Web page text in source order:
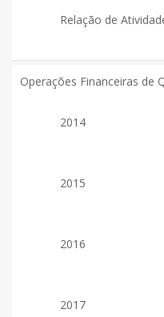
Relação de
Operações Financeiras de
2014
2015
2016
2017